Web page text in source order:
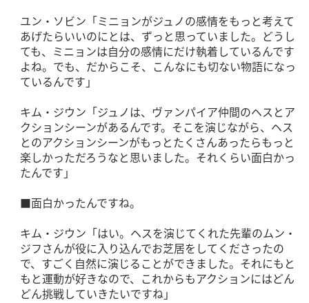
ユン・ソビン「ミニョンがジュノの感情をもっと考えて
あげたらいいのにとは、ずっと思っていました。どうし
ても、ミニョンは自分の感情にだけ執着しているんです
よね。でも、だからこそ、こんなにも切ない物語になっ
ているんです」
キム・ジウン「ジュノは、ヴァンパイア仲間のヘスとア
クションシーンがあるんです。そこを演じながら、ヘス
とのアクションシーンがもっとたくさんあったらもっと
楽しかっただろうなと思いました。それくらい面白かっ
たんです」
■面白かったんですね。
キム・ジウン「はい。ヘスを演じてくれた先輩のムン・
ジフさんが役に入り込んでお芝居をしてくださったの
で、すごく自然に演じることができました。それにもと
もと運動が好きなので、これからもアクションにはどん
どん挑戦していきたいですね」